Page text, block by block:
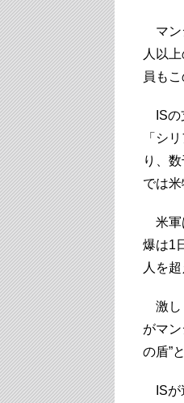
マン
人以
員も
ISの
「シ
り、
では米
米軍
爆は1
人を
激し
がマ
の盾”
ISが